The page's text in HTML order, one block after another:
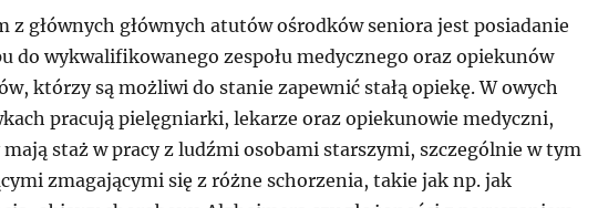
z głównych głównych atutów ośrodków seniora jest posiadanie
do wykwalifikowanego zespołu medycznego oraz opiekunów
którzy są możliwi do stanie zapewnić stałą opiekę. W owych
pracują pielęgniarki, lekarze oraz opiekunowie medyczni,
staż w pracy z ludźmi osobami starszymi, szczególnie w tym
zmagającymi się z różne schorzenia, takie jak np. jak